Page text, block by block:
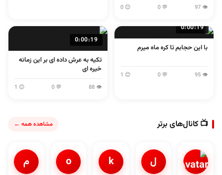
👁 97
💬 0
😊 0
0:00:19
با این حجابم تا کره ماه میرم
👁 95
💬 0
😊 1
0:00:19
تکیه به عرش داده ای بر این زمانه
خیره ای
👁 88
💬 0
😊 1
📺 کانال‌های برتر مشاهده همه ←
ل k
o م